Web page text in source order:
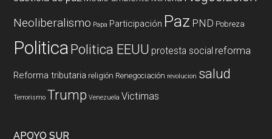
Neoliberalismo Papa Participación Paz PND Pobreza
PoliticaPolitica EEUU protesta social reforma
Reforma tributaria religión Renegociación revolucion salud
Terrorismo Trump Venezuela Victimas
APOYO SUR